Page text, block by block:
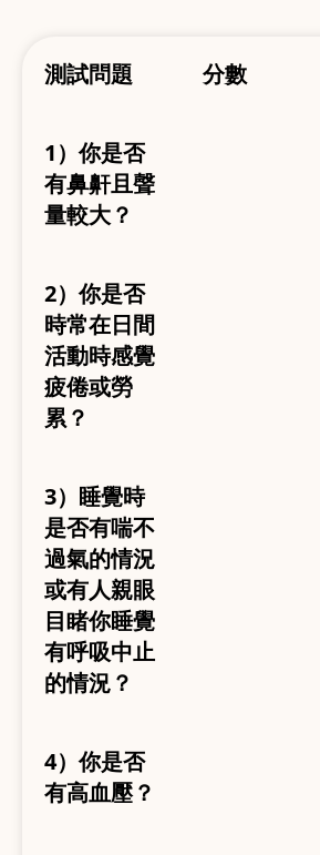
測試問題 分數
1）你是否
有鼻鼾且聲
量較大？
2）你是否
時常在日間
活動時感覺
疲倦或勞
累？
3）睡覺時
是否有喘不
過氣的情況
或有人親眼
目睹你睡覺
有呼吸中止
的情況？
4）你是否
有高血壓？